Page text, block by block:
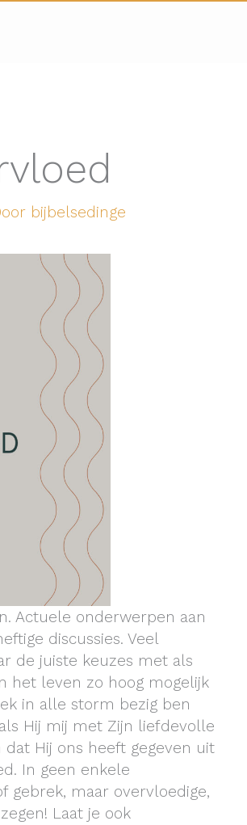
bijbelsedinge
Actuele onderwerpen aan
discussies. Veel
de juiste keuzes met als
het leven zo hoog mogelijk
in alle storm bezig ben
Hij mij met Zijn liefdevolle
Hij ons heeft gegeven uit
In geen enkele
gebrek, maar overvloedige,
Laat je ook